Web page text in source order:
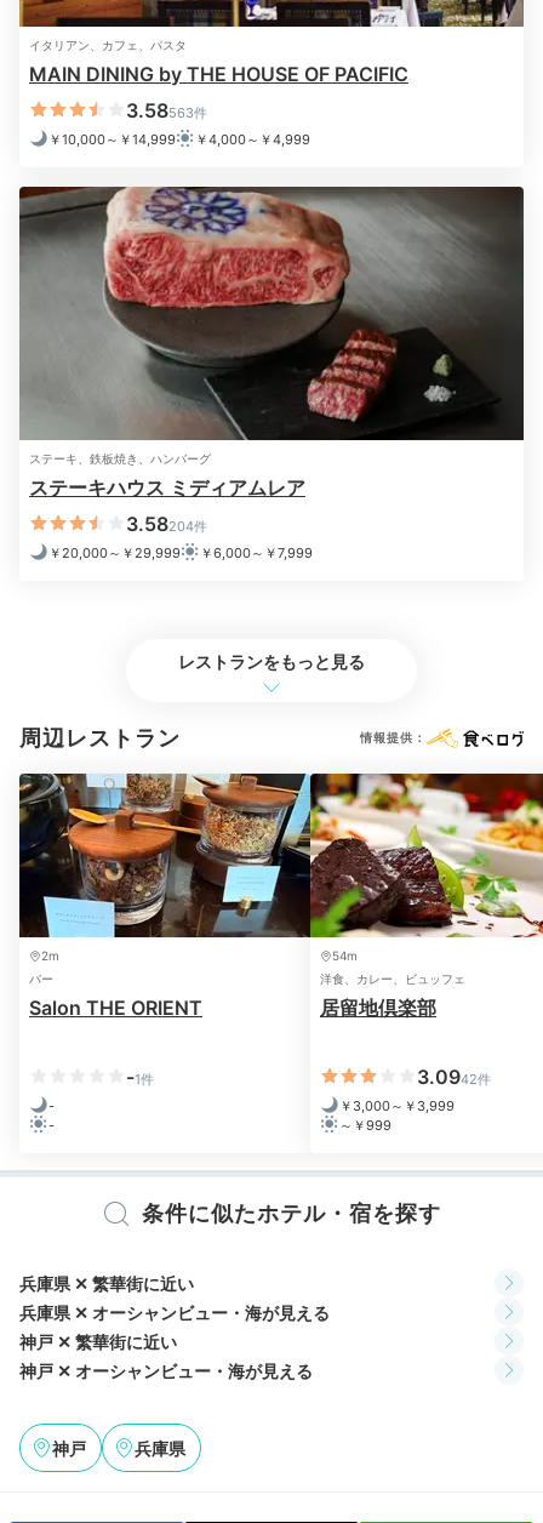
スイートのバスルーム例
1日の終わりは、広々としたお風呂に入ってさっぱり
と。パリ発スキンケアブランド「オムニサンス・パリ」
の香り高いアメニティにテンションが上がります。夜の
リラックスタイムには、オリエンタルホテルオリジナル
のお茶もおすすめ。
神戸グルメが並ぶ
朝食は17階の「メインダイニング バイ・ザ・ハウス・
オブ・パシフィック」で和洋中ブッフェをどうぞ。焼売
や中華粥など神戸らしいグルメの他、ホテル伝統の味を
受け継ぐオリエンタルビーフカレーも見逃せません。
miyuki__k
べました。オリエンタルビーフカレーとフレンチトース
トがとても美味しかったです！
イタリアン、カフェ、パスタ
MAIN DINING by THE HOUSE OF PACIFIC
3.58563件
￥10,000～￥14,999
￥4,000～￥4,999
ステーキ、鉄板焼き、ハンバーグ
ステーキハウス ミディアムレア
3.58204件
￥20,000～￥29,999
￥6,000～￥7,999
レストランをもっと見る
周辺レストラン 情報提供：
2m
バー
Salon THE ORIENT
-1件
-
-
54m
洋食、カレー、ビュッフェ
居留地倶楽部
3.0942件
￥3,000～￥3,999
～￥999
条件に似たホテル・宿を探す
兵庫県 ✕ 繁華街に近い
兵庫県 ✕ オーシャンビュー・海が見える
神戸 ✕ 繁華街に近い
神戸 ✕ オーシャンビュー・海が見える
神戸 兵庫県